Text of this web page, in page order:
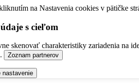
na Nastavenia cookies v pätičke
s cieľom
skenovať charakteristiky zariadenia na
Zoznam partnerov
nastavenie